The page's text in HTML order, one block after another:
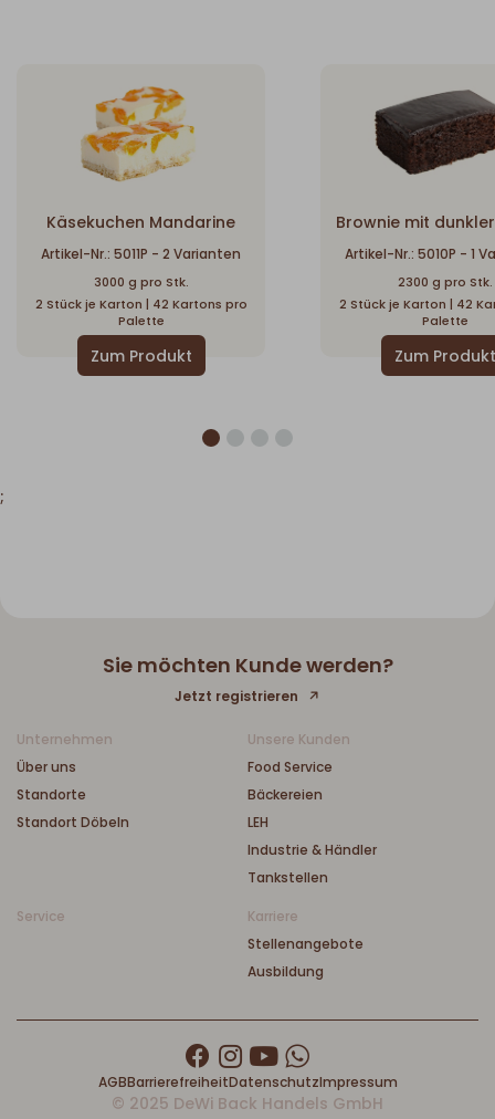
Käsekuchen Mandarine
Artikel-Nr.: 5011P - 2 Varianten
3000 g pro Stk.
2 Stück je Karton | 42 Kartons pro
Palette
Brownie mit
Artikel-Nr.: 5010P - 1
2300 g pro Stk.
2 Stück je Karton | 42
Palette
;
Sie möchten Kunde werden?
Jetzt registrieren
Unternehmen
Über uns
Standorte
Standort Döbeln
Unsere Kunden
Food Service
Bäckereien
LEH
Industrie & Händler
Tankstellen
Service
Karriere
Stellenangebote
Ausbildung
AGBBarrierefreiheitDatenschutzImpressum
© 2025 DeWi Back Handels GmbH